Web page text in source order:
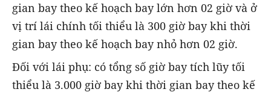
gian bay theo kế hoạch bay lớn hơn 02 giờ và ở
vị trí lái chính tối thiểu là 300 giờ bay khi thời
gian bay theo kế hoạch bay nhỏ hơn 02 giờ.
Đối với lái phụ: có tổng số giờ bay tích lũy tối
thiểu là 3.000 giờ bay khi thời gian bay theo kế